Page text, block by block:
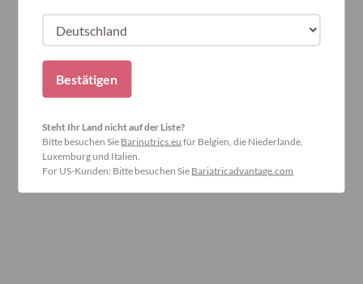
Bestätigen
Steht Ihr Land nicht auf der Liste?
Bitte besuchen Sie Barinutrics.eu für Belgien, die Niederlande,
Luxemburg und Italien.
For US-Kunden: Bitte besuchen Sie Bariatricadvantage.com